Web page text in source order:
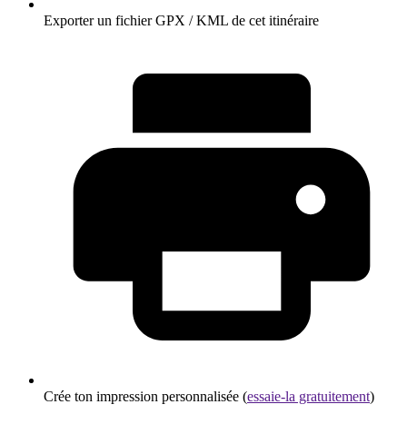
Exporter un fichier GPX / KML de cet itinéraire
Crée ton impression personnalisée (essaie-la gratuitement)